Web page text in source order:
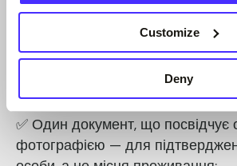
Customize
Deny
безкоштовну дебетову картку,
✅ Ваша адреса у Великій
надіслати картку:
✅ Один документ, що посвідчує
фотографією — для